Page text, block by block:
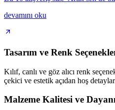
devamını oku
Tasarım ve Renk
Kılıf, canlı ve göz alıcı renk
çekici ve estetik açıdan hoş
Malzeme Kalitesi ve